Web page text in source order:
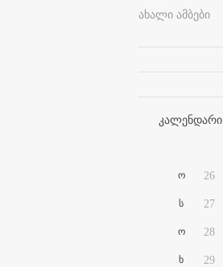
ახალი ამბები
კალენდარი
ო
ს
ო
ხ
26
27
28
29